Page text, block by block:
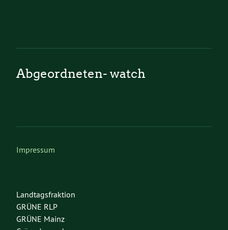
Abgeordneten- watch
Impressum
Landtagsfraktion
GRÜNE RLP
GRÜNE Mainz